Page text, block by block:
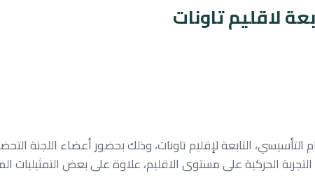
الموازية الحركة في البرلمان
لاقليم تاونات
التأسيسي، التابعة لإقليم تاونات، وذلك بحضور أعضاء اللجنة
الحركية على مستوى الاقليم، علاوة على بعض التمثيليات